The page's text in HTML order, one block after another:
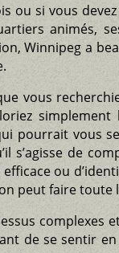
ou si vous
animés,
Winnipeg a
vous
simplement
pourrait vous
s’agisse de
ou
peut faire toute
complexes
de se sentir